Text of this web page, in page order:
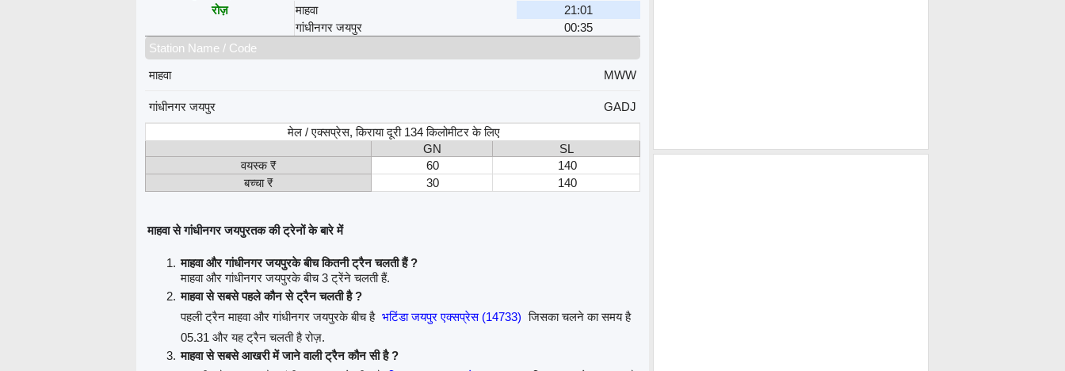
रोज़
माहवा
21:01
गांधीनगर जयपुर
00:35
Station Name / Code
माहवा
MWW
गांधीनगर जयपुर
GADJ
मेल / एक्सप्रेस, किराया दूरी 134 किलोमीटर के लिए
GN
SL
वयस्क ₹
60
140
बच्चा ₹
30 140
माहवा से गांधीनगर जयपुरतक की ट्रेनों के बारे में
माहवा और गांधीनगर जयपुरके बीच कितनी ट्रैन चलती हैं ?
माहवा और गांधीनगर जयपुरके बीच 3 ट्रेंने चलती हैं.
माहवा से सबसे पहले कौन से ट्रैन चलती है ?
पहली ट्रैन माहवा और गांधीनगर जयपुरके बीच है भटिंडा जयपुर एक्सप्रेस (14733) जिसका चलने का समय है
05.31 और यह ट्रैन चलती है रोज़.
माहवा से सबसे आखरी में जाने वाली ट्रैन कौन सी है ?